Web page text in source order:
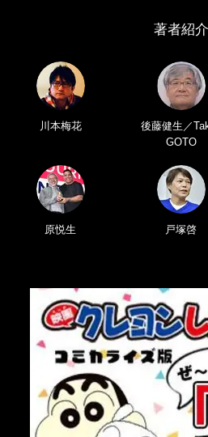
著者紹介
川本梅花
後藤健生／
GOTO
原悦生 戸塚啓